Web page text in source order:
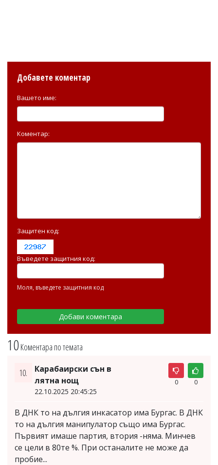
10Коментара по темата
10.
Карабаирски сън в
лятна нощ
22.10.2025 20:45:25
0 0
В ДНК то на дългия инкасатор има Бургас. В ДНК
то на дългия манипулатор също има Бургас.
Първият имаше партия, втория -няма. Минчев
се цели в 80те %. При останалите не може да
пробие...
Добавете коментар
Вашето име:
Коментар:
Защитен код:
Въведете защитния код:
Моля, въведете защитния код